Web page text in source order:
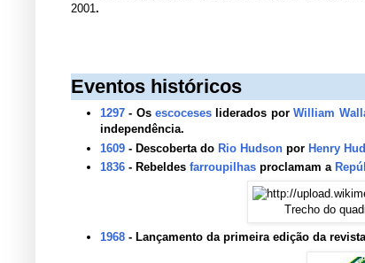
2001.
Eventos históricos
1297 - Osescoceses liderados porWilliam
independência.
1609 - Descoberta do Rio Hudson por Henry
1836 - Rebeldes farroupilhas proclamam a
Trecho do
1968 - Lançamento da primeira edição da